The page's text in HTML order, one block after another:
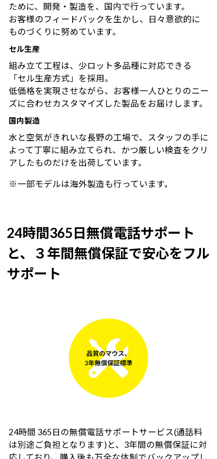
ために、開発・製造を、国内で行っています。
お客様のフィードバックを生かし、日々意欲的に
ものづくりに努めています。
セル生産
組み立て工程は、少ロット多品種に対応できる
「セル生産方式」を採用。
低価格を実現させながら、お客様一人ひとりのニー
ズに合わせカスタマイズした製品をお届けします。
国内製造
水と空気がきれいな長野の工場で、スタッフの手に
よって丁寧に組み立てられ、かつ厳しい検査をクリ
アしたものだけを出荷しています。
※一部モデルは海外製造も行っています。
24時間365日無償電話サポート
と、３年間無償保証で安心をフル
サポート
24時間 365日の無償電話サポートサービス(通話料
は別途ご負担となります)と、3年間の無償保証に対